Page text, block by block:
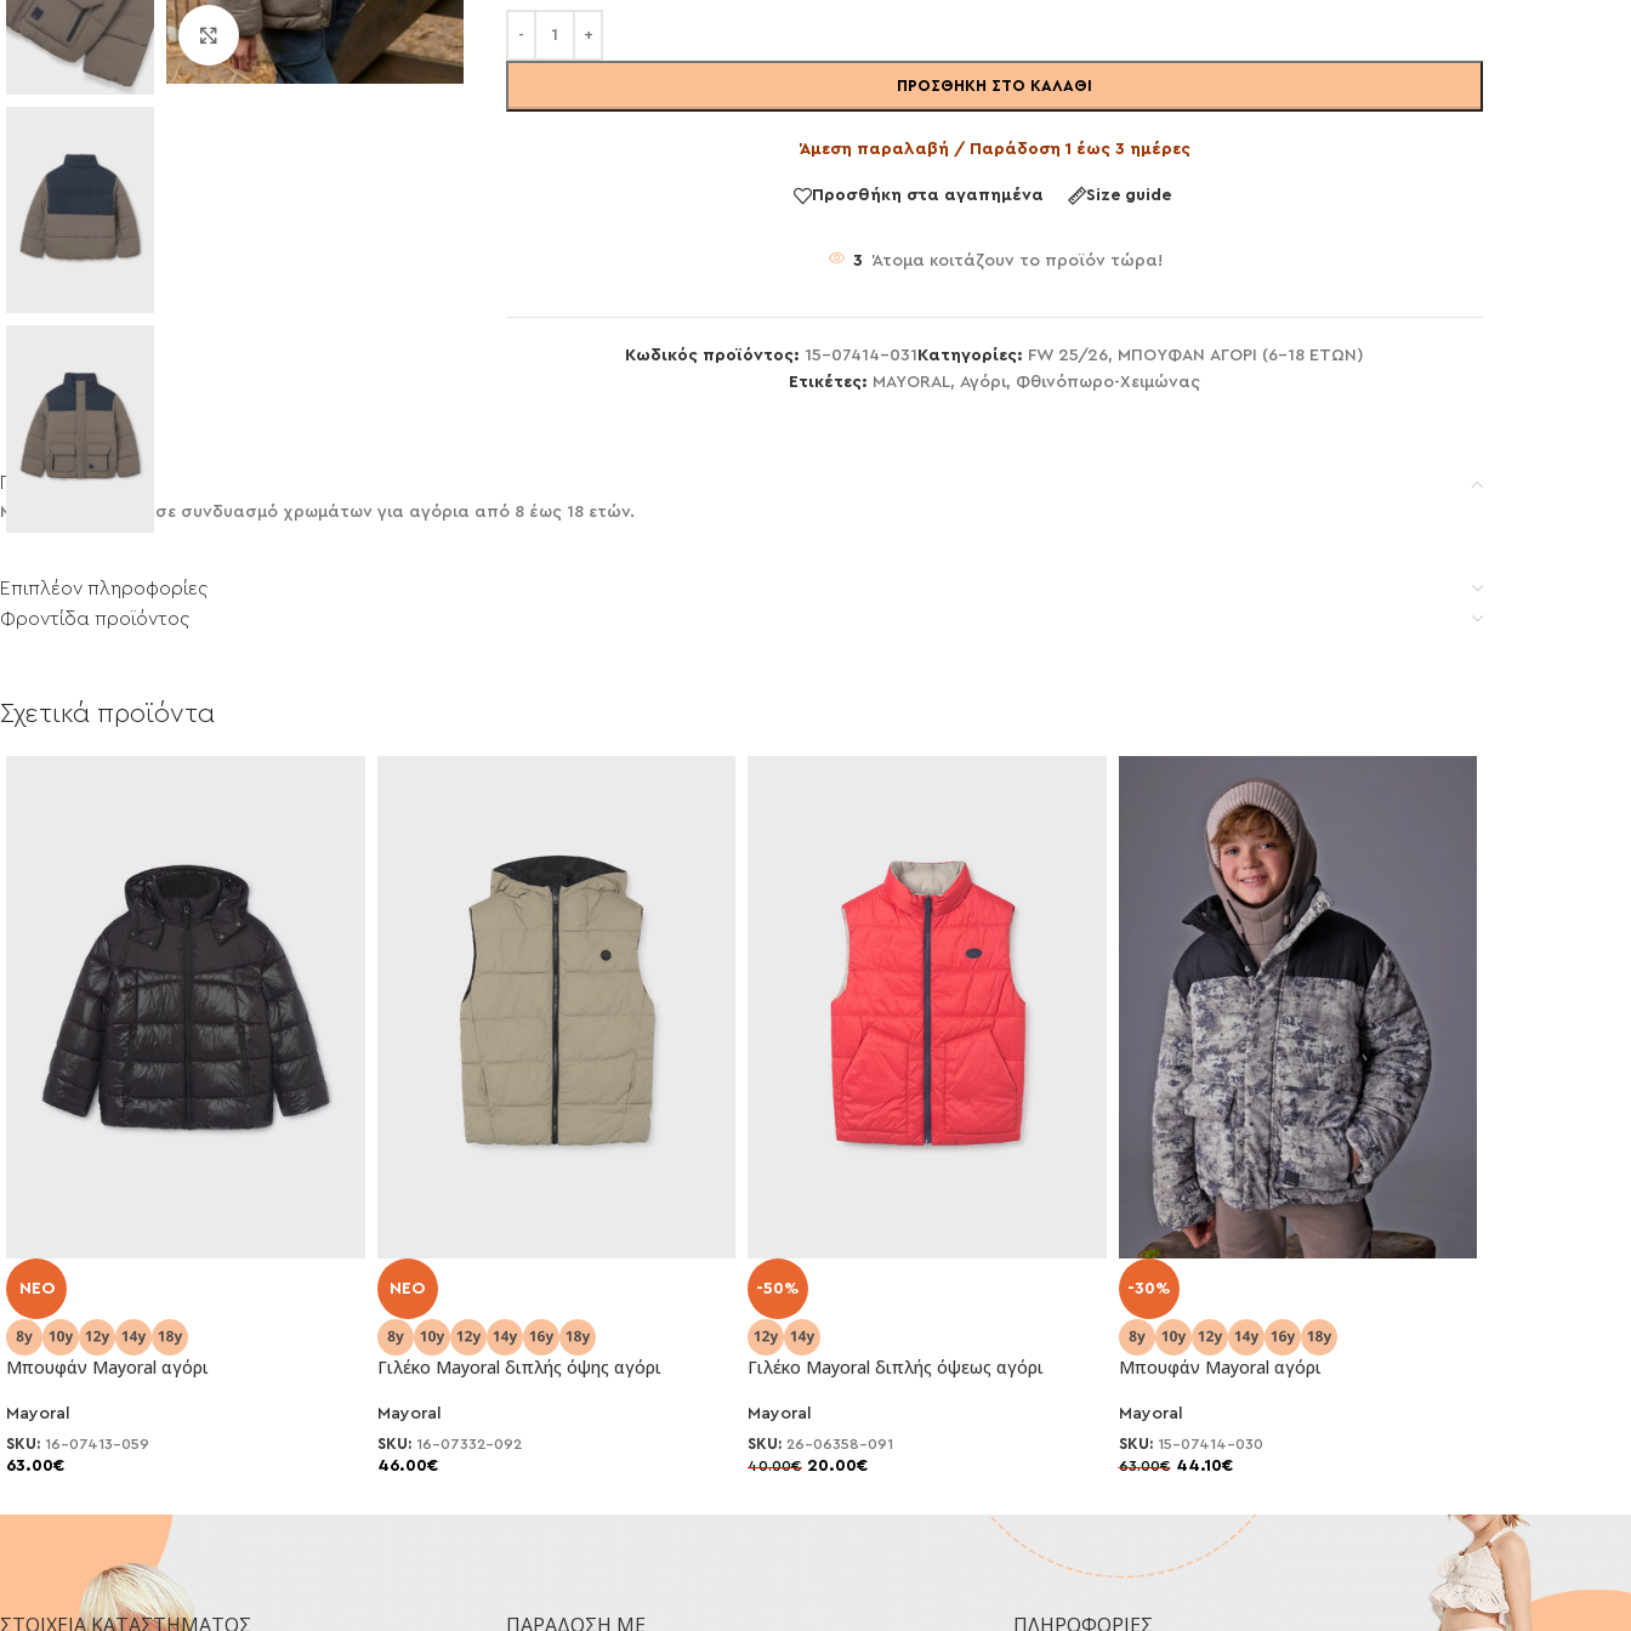
Click to enlarge
ΠΡΟΣΘΉΚΗ ΣΤΟ ΚΑΛΆΘΙ
Άμεση παραλαβή / Παράδοση 1 έως 3 ημέρες
Προσθήκη στα αγαπημένα Size guide
3 Άτομα κοιτάζουν το προϊόν τώρα!
Κωδικός προϊόντος: 15-07414-031 Κατηγορίες: FW 25/26, ΜΠΟΥΦΑΝ ΑΓΟΡΙ (6-18 ΕΤΩΝ)
Ετικέτες: MAYORAL, Αγόρι, Φθινόπωρο-Χειμώνας
Περιγραφή
Μπουφάν Mayoral σε συνδυασμό χρωμάτων για αγόρια από 8 έως 18 ετών.
Επιπλέον πληροφορίες
Φροντίδα προϊόντος
Σχετικά προϊόντα
NEO
Μπουφάν Mayoral αγόρι
Mayoral
SKU: 16-07413-059
63.00€
NEO
Γιλέκο Mayoral διπλής όψης αγόρι
Mayoral
SKU: 16-07332-092
46.00€
-50%
Γιλέκο Mayoral διπλής όψεως αγόρι
Mayoral
SKU: 26-06358-091
40.00€ 20.00€
-30%
Μπουφάν Mayoral αγόρι
Mayoral
SKU: 15-07414-030
63.00€ 44.10€
ΣΤΟΙΧΕΊΑ ΚΑΤΑΣΤΉΜΑΤΟΣ ΠΑΡΆΔΟΣΗ ΜΕ ΠΛΗΡΟΦΟΡΙΕΣ